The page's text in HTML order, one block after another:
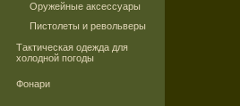
Оружейные аксессуары
Пистолеты и револьверы
Тактическая одежда для
холодной погоды
Фонари